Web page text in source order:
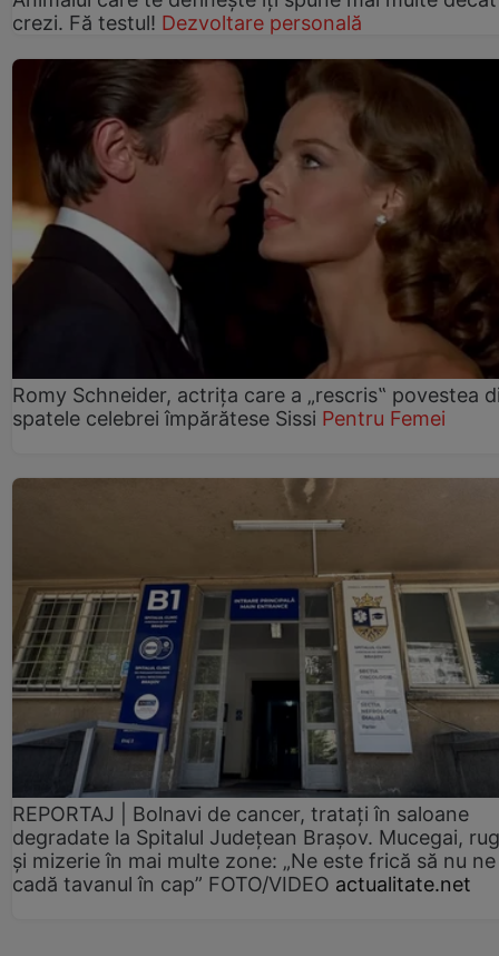
crezi. Fă testul! Dezvoltare personală
Romy Schneider, actrița care a „rescris‟ povestea
spatele celebrei împărătese Sissi Pentru Femei
REPORTAJ | Bolnavi de cancer, tratați în saloane
degradate la Spitalul Județean Brașov. Mucegai,
și mizerie în mai multe zone: „Ne este frică să nu ne
cadă tavanul în cap” FOTO/VIDEO actualitate.net